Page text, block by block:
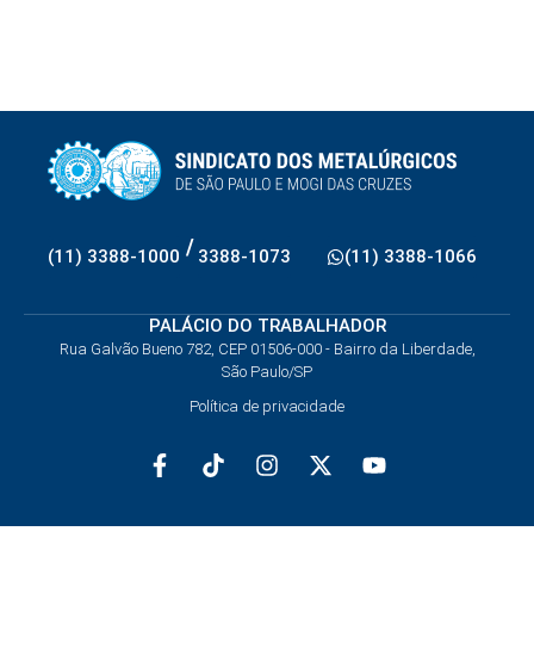
(11) 3388-1000 / 3388-1073 (11) 3388-1066
PALÁCIO DO TRABALHADOR
Rua Galvão Bueno 782, CEP 01506-000 - Bairro da Liberdade,
São Paulo/SP
Política de privacidade